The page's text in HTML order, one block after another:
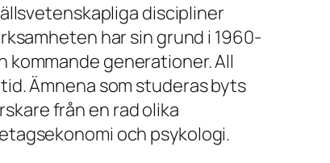
discipliner
har sin grund i 1960-
kommande generationer. All
Ämnena som studeras byts
från en rad olika
och psykologi.